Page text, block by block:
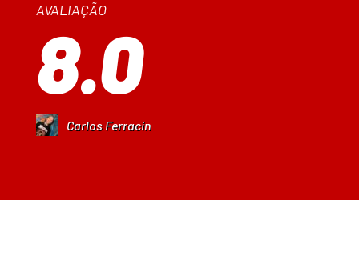
AVALIAÇÃO
8.0
Carlos Ferracin